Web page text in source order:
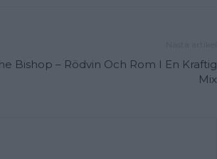
Bishop – Rödvin Och Rom I En Kraftig
Mix